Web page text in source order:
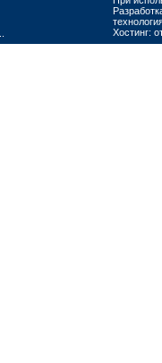
Хостинг: